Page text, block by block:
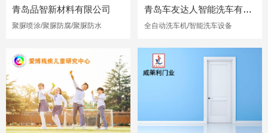
青岛品智新材料有限公司
聚脲喷涂/聚脲防腐/聚脲防水
青岛车友达人智能洗车有限公司
全自动洗车机/智能洗车设备